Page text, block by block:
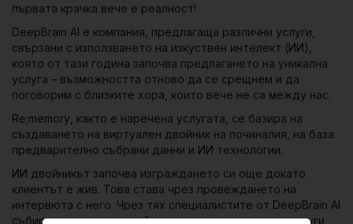
първата крачка вече е реалност!
DeepBrain AI e компания, предлагаща различни услуги,
свързани с използването на изкуствен интелект (ИИ),
която от тази година започва предлагането на уникална
услуга – възможността отново да се срещнем и да
поговорим с близките хора, които вече не са между нас.
Re;memory , както е наречена услугата, се базира на
създаването на виртуален двойник на починалия, на база
предварително събрани данни и ИИ технологии.
ИИ двойникът започва изграждането си още докато
клиентът е жив. Това става чрез провеждането на
интервюта с него. Чрез тях специалистите от DeepBrain AI
събират различни житейски истории и спомени, и други